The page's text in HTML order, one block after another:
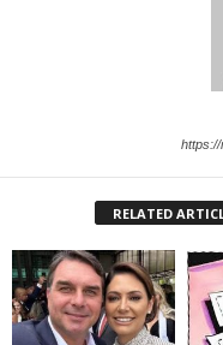
RELATED